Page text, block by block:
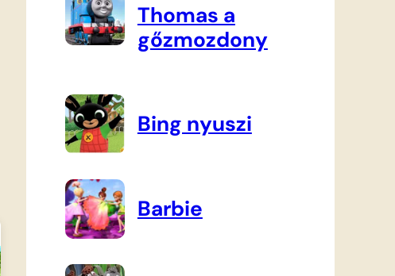
Thomas a
gőzmozdony
Bing nyuszi
Barbie